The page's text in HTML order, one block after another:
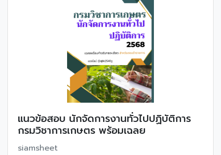
แนวข้อสอบ นักจัดการงานทั่วไปปฏิบัติการ
กรมวิชาการเกษตร พร้อมเฉลย
siamsheet